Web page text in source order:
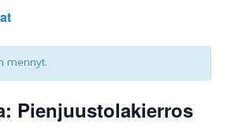
mennyt.
Pienjuustolakierros